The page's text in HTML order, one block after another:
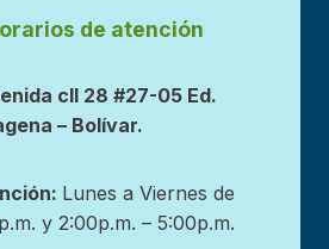
de atención
cll 28 #27-05 Ed.
– Bolívar.
Lunes a Viernes de
y 2:00p.m. – 5:00p.m.